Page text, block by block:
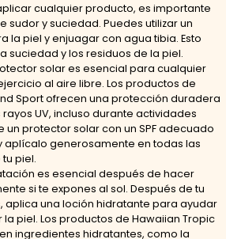
cualquier producto, es importante
sudor y suciedad. Puedes utilizar un
la piel y enjuagar con agua tibia. Esto
suciedad y los residuos de la piel.
solar es esencial para cualquier
al aire libre. Los productos de
Sport ofrecen una protección duradera
UV, incluso durante actividades
un protector solar con un SPF adecuado
aplícalo generosamente en todas las
piel.
es esencial después de hacer
si te expones al sol. Después de tu
aplica una loción hidratante para ayudar
la piel. Los productos de Hawaiian Tropic
ingredientes hidratantes, como la